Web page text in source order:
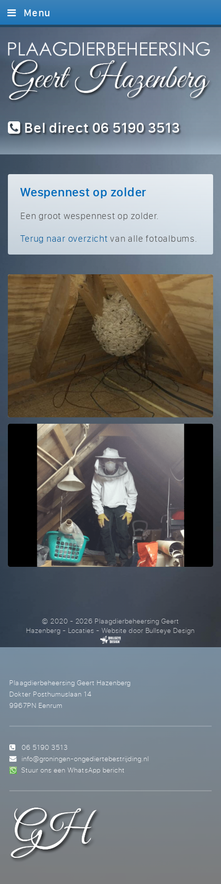
Bel direct 06 5190 3513
Menu
Diensten
Foto’s
Contact
Wespennest op zolder
Een groot wespennest op zolder.
Terug naar overzicht van alle fotoalbums.
© 2020 - 2026 Plaagdierbeheersing Geert
Hazenberg - Locaties - Website door Bullseye Design
Plaagdierbeheersing Geert Hazenberg
Dokter Posthumuslaan 14
9967PN Eenrum
06 5190 3513
info@groningen-ongediertebestrijding.nl
Stuur ons een WhatsApp bericht